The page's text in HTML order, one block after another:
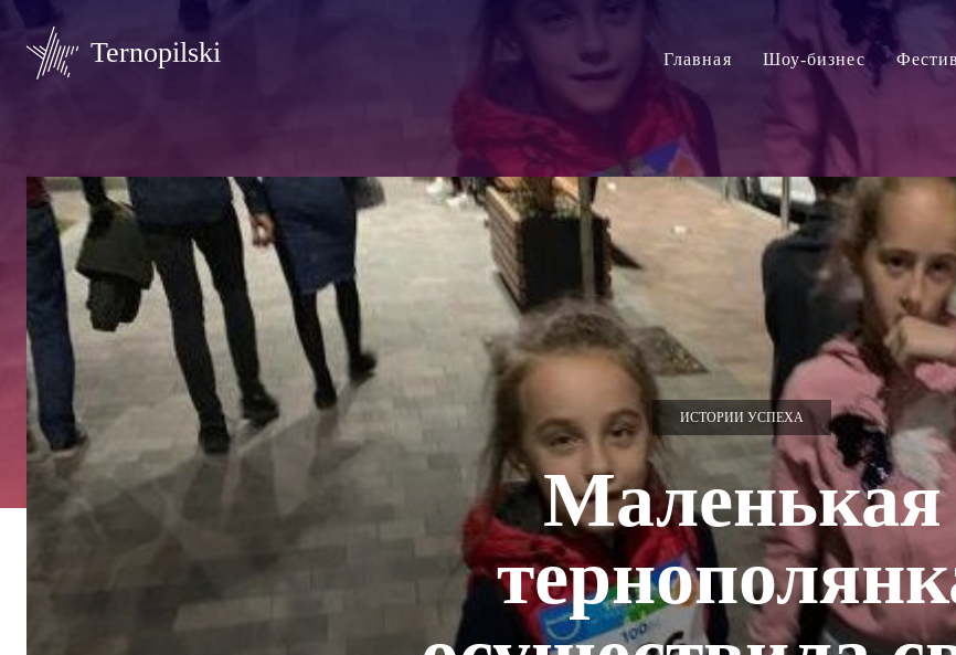
Ternopilski Главная Шоу-бизнес
ИСТОРИИ УСПЕХА
Маленькая